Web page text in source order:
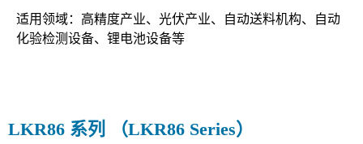
适用领域：高精度产业、光伏产业、自动送料机构、自动
化验检测设备、锂电池设备等
LKR86 系列 （LKR86 Series）